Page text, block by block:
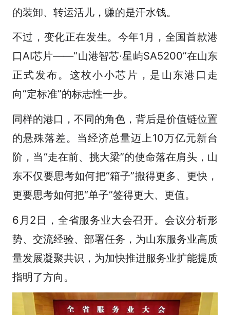
的装卸、转运活儿，赚的是汗水钱。
不过，变化正在发生。今年1月，全国首款港
口AI芯片——“山港智芯·星屿SA5200”在山东
正式发布。这枚小小芯片，是山东港口走
向“定标准”的标志性一步。
同样的港口，不同的角色，背后是价值链位置
的悬殊落差。当经济总量迈上10万亿元新台
阶，当“走在前、挑大梁”的使命落在肩头，山
东不仅要思考如何把“箱子”搬得更多、更快，
更要思考如何把“单子”签得更大、更值。
6月2日，全省服务业大会召开。会议分析形
势、交流经验、部署任务，为山东服务业高质
量发展凝聚共识，为加快推进服务业扩能提质
指明了方向。